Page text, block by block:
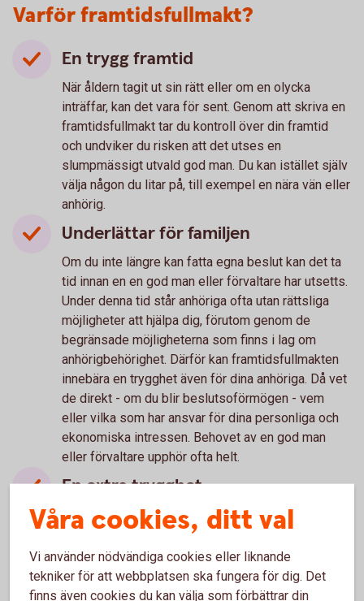
Varför framtidsfullmakt?
En trygg framtid
När åldern tagit ut sin rätt eller om en olycka
inträffar, kan det vara för sent. Genom att skriva en
framtidsfullmakt tar du kontroll över din framtid
och undviker du risken att det utses en
slumpmässigt utvald god man. Du kan istället själv
välja någon du litar på, till exempel en nära vän eller
anhörig.
Underlättar för familjen
Om du inte längre kan fatta egna beslut kan det ta
tid innan en en god man eller förvaltare har utsetts.
Under denna tid står anhöriga ofta utan rättsliga
möjligheter att hjälpa dig, förutom genom de
begränsade möjligheterna som finns i lag om
anhörigbehörighet. Därför kan framtidsfullmakten
innebära en trygghet även för dina anhöriga. Då vet
de direkt - om du blir beslutsoförmögen - vem
eller vilka som har ansvar för dina personliga och
ekonomiska intressen. Behovet av en god man
eller förvaltare upphör ofta helt.
En extra trygghet
En vanlig fullmakt riskerar att förlora sin giltighet
om den som givit fullmakten (fullmaktsgivaren) har
tappat sin förmåga att fatta självständiga beslut.
Något som exempelvis kan inträffa vid demens.
Därför är det klokt att gardera sig med en
Våra cookies, ditt val
Vi använder nödvändiga cookies eller liknande
tekniker för att webbplatsen ska fungera för dig. Det
finns även cookies du kan välja som förbättrar din